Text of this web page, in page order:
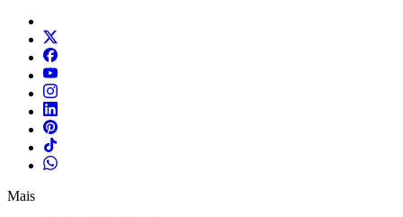
Mais